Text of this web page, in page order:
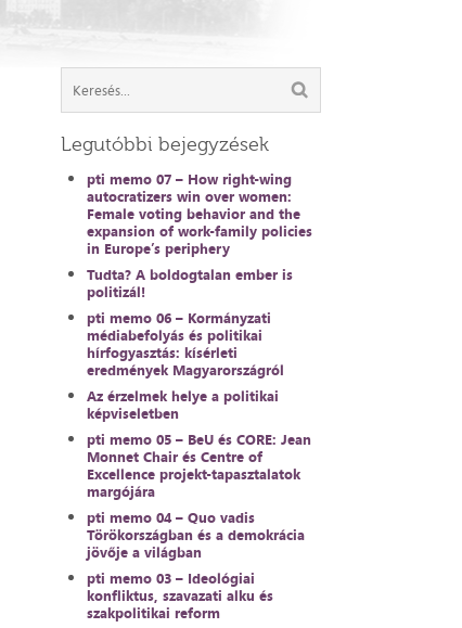
Legutóbbi bejegyzések
pti memo 07 – How right-wing
autocratizers win over women:
Female voting behavior and the
expansion of work-family policies
in Europe’s periphery
Tudta? A boldogtalan ember is
politizál!
pti memo 06 – Kormányzati
médiabefolyás és politikai
hírfogyasztás: kísérleti
eredmények Magyarországról
Az érzelmek helye a politikai
képviseletben
pti memo 05 – BeU és CORE: Jean
Monnet Chair és Centre of
Excellence projekt-tapasztalatok
margójára
pti memo 04 – Quo vadis
Törökországban és a demokrácia
jövője a világban
pti memo 03 – Ideológiai
konfliktus, szavazati alku és
szakpolitikai reform